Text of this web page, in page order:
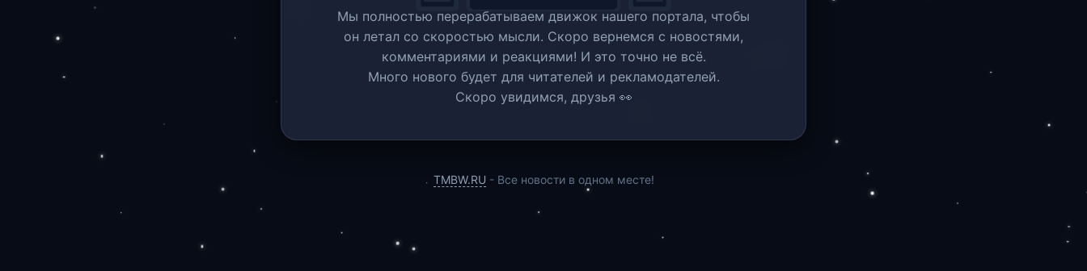
Мы полностью перерабатываем движок нашего портала, чтобы
он летал со скоростью мысли. Скоро вернемся c новостями,
комментариями и реакциями! И это точно не всё.
Много нового будет для читателей и рекламодателей.
Скоро увидимся, друзья 👀
TMBW.RU - Все новости в одном месте!